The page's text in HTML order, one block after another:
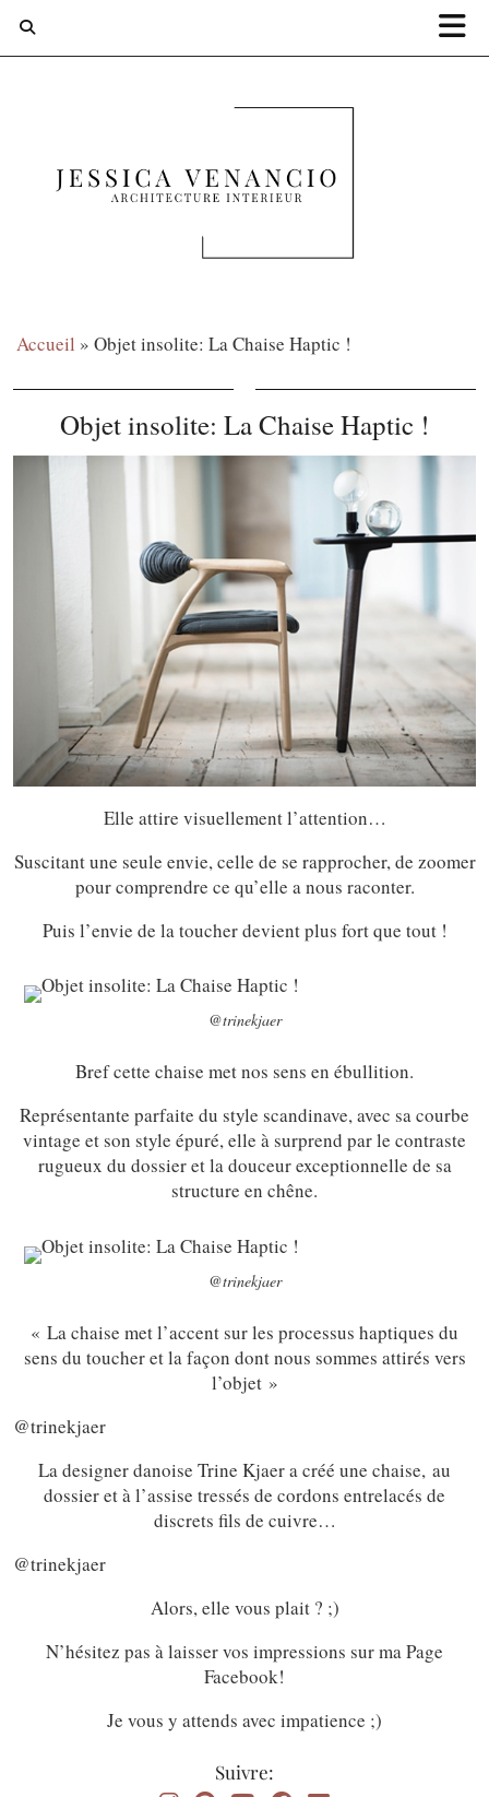
Accueil » Objet insolite: La Chaise Haptic !
Objet insolite: La Chaise Haptic !
Elle attire visuellement l’attention…
Suscitant une seule envie, celle de se rapprocher, de zoomer
pour comprendre ce qu’elle a nous raconter.
Puis l’envie de la toucher devient plus fort que tout !
@trinekjaer
Bref cette chaise met nos sens en ébullition.
Représentante parfaite du style scandinave, avec sa courbe
vintage et son style épuré, elle à surprend par le contraste
rugueux du dossier et la douceur exceptionnelle de sa
structure en chêne.
@trinekjaer
« La chaise met l’accent sur ​​les processus haptiques du
sens du toucher et la façon dont nous sommes attirés vers
l’objet »
@trinekjaer
La designer danoise Trine Kjaer a créé une chaise, au
dossier et à l’assise tressés de cordons entrelacés de
discrets fils de cuivre…
@trinekjaer
Alors, elle vous plait ? ;)
N’hésitez pas à laisser vos impressions sur ma Page
Facebook!
Je vous y attends avec impatience ;)
Suivre: